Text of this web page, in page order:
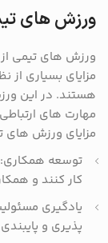
ورزش های
ورزش های تیمی از
مزایای بسیاری
هستند. در این
مهارت های
مزایای ورزش های
توسعه همکاری:
کار کنند و
یادگیری
پذیری و